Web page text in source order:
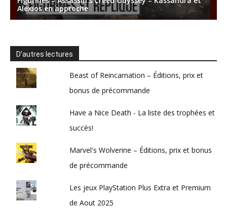
D’autres lectures
Beast of Reincarnation – Éditions, prix et
bonus de précommande
Have a Nice Death - La liste des trophées et
succès!
Marvel's Wolverine – Éditions, prix et bonus
de précommande
Les jeux PlayStation Plus Extra et Premium
de Aout 2025